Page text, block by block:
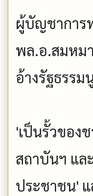
ผู้บัญชาการ
พล.อ.สมหม
อ้างรัฐธรร
'เป็นรั้วของ
สถาบันฯ แล
ประชาชน'